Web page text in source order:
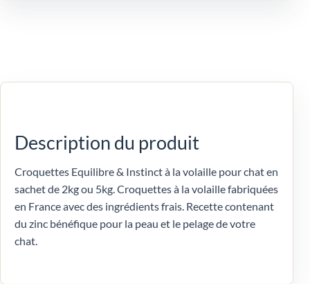
Description du produit
Croquettes Equilibre & Instinct à la volaille pour chat en
sachet de 2kg ou 5kg. Croquettes à la volaille fabriquées
en France avec des ingrédients frais. Recette contenant
du zinc bénéfique pour la peau et le pelage de votre
chat.